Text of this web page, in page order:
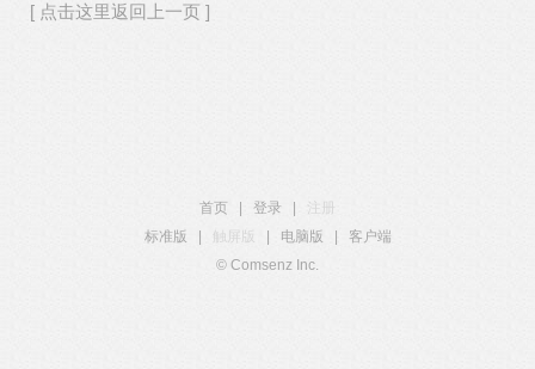
[ 点击这里返回上一页 ]
首页 登录
注册
标准版
触屏版 电脑版
客户端
© Comsenz Inc.